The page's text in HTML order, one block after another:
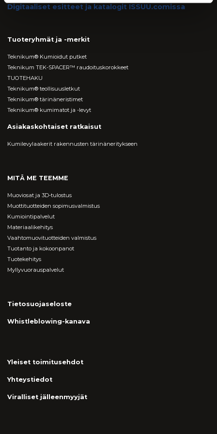
Digitaaliset esitteet ja katalogit ISSUU.comissa
Tuoteryhmät ja -merkit
Teknikum® Kumioidut putket
Teknikum TEK-SPACER™ raudoituskorokkeet
TUOTEHAKU
Teknikum® teollisuusletkut
Teknikum® tärinäneristimet
Teknikum® kumimatot ja -levyt
Asiakaskohtaiset ratkaisut
Kumilevylaakerit rakennusten tärinäneritykseen
MITÄ ME TEEMME
Muoviosat ja 3D-tulostus
Muottituotteiden sopimusvalmistus
Kumiointipalvelut
Materiaalikehitys
Vaahtomuovituotteiden valmistus
Tuotanto ja kokoonpanot
Tuotekehitys
Myllyvuorauspalvelut
Tietosuojaseloste
Whistleblowing-kanava
Yleiset toimitusehdot
Yhteystiedot
Viralliset jälleenmyyjät